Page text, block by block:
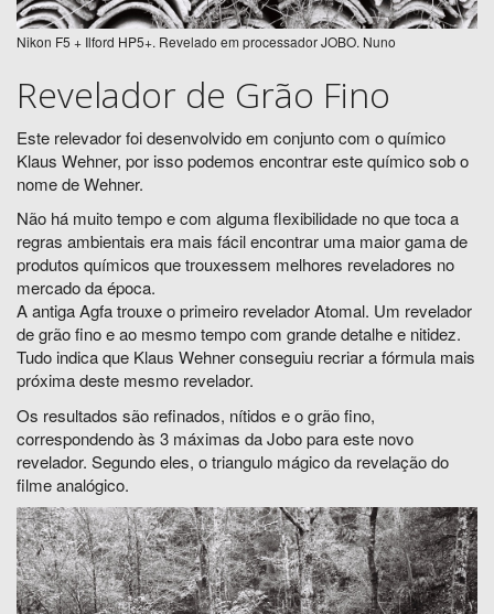
Nikon F5 + Ilford HP5+. Revelado em processador JOBO. Nuno
Revelador de Grão Fino
Este relevador foi desenvolvido em conjunto com o químico
Klaus Wehner, por isso podemos encontrar este químico sob o
nome de Wehner.
Não há muito tempo e com alguma flexibilidade no que toca a
regras ambientais era mais fácil encontrar uma maior gama de
produtos químicos que trouxessem melhores reveladores no
mercado da época.
A antiga Agfa trouxe o primeiro revelador Atomal. Um revelador
de grão fino e ao mesmo tempo com grande detalhe e nitidez.
Tudo indica que Klaus Wehner conseguiu recriar a fórmula mais
próxima deste mesmo revelador.
Os resultados são refinados, nítidos e o grão fino,
correspondendo às 3 máximas da Jobo para este novo
revelador. Segundo eles, o triangulo mágico da revelação do
filme analógico.